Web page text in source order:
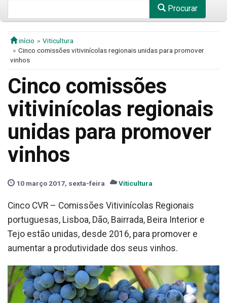
Procurar
início
Viticultura
Cinco comissões vitivinícolas regionais unidas para promover
vinhos
Cinco comissões
vitivinícolas regionais
unidas para promover
vinhos
10 março 2017, sexta-feira Viticultura
Cinco CVR – Comissões Vitivinícolas Regionais
portuguesas, Lisboa, Dão, Bairrada, Beira Interior e
Tejo estão unidas, desde 2016, para promover e
aumentar a produtividade dos seus vinhos.